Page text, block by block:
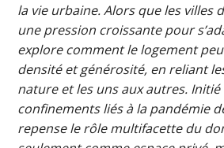
la vie urbaine. Alors que les villes
une pression croissante pour
explore comment le logement
densité et générosité, en reliant
nature et les uns aux autres.
confinements liés à la pandémie
repense le rôle multifacette du